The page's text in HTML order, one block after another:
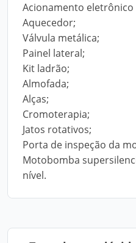
Acionamento eletrônico
Aquecedor;
Válvula metálica;
Painel lateral;
Kit ladrão;
Almofada;
Alças;
Cromoterapia;
Jatos rotativos;
Porta de inspeção da
Motobomba
nível.